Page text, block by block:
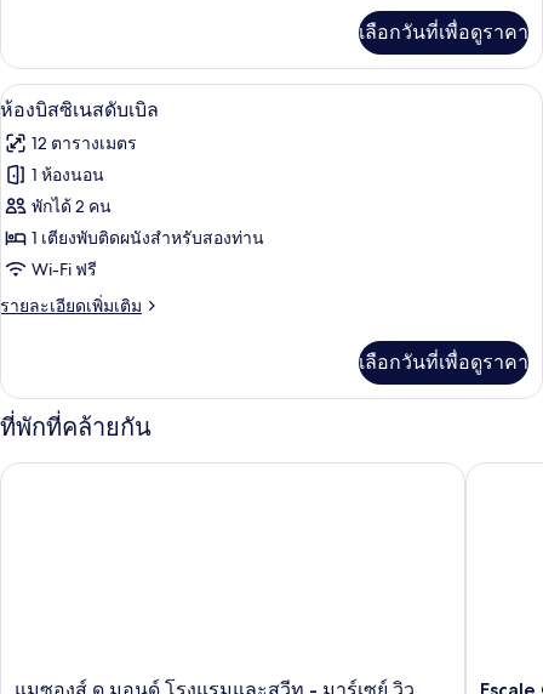
เกี่ยว
กับ
ห้อง
มิ
ลี่
เลือกวันที่เพื่อดูราคา
เปิด
ภาพถ่าย
ทั้งหมด
ของ
ห้อ
งบิส
ซิ
สดับ
เบิล
ห้องบิสซิเนสดับเบิล | ห้องเก็บเสียง, เ
4
ห้องบิสซิเนสดับเบิล
12 ตารางเมตร
1 ห้องนอน
พักได้ 2 คน
1 เตียงพับติดผนังสำหรับสองท่าน
Wi-Fi ฟรี
รายละเอียดเพิ่มเติม
ราย
เกี่ยว
กับ
ห้อ
งบิส
ซิ
เลือกวันที่เพื่อดูราคา
ที่พักที่คล้ายกัน
แม
แมซองส์ ดู มอนด์ โรงแรมและสวีท - มาร์เซย์ วิว
แมซองส์ ดู มอนด์ โรงแรมและสวีท - มาร์เซย์ วิว ปอร์ต
Escale
Escale